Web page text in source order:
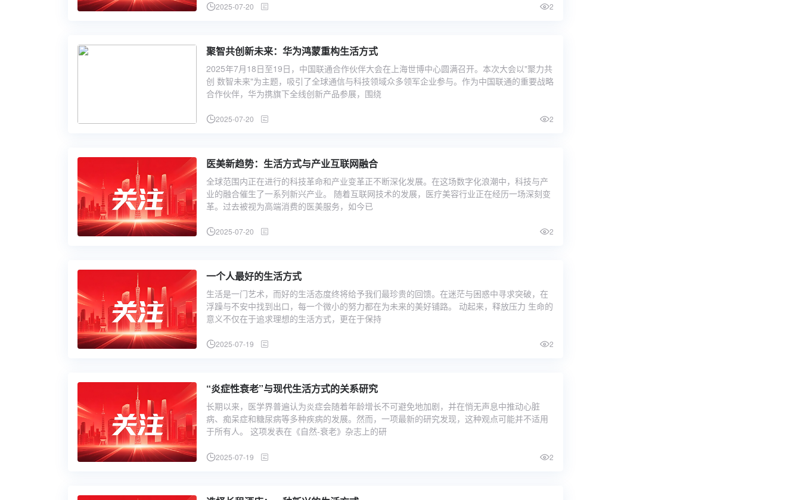
2025-07-20 2
聚智共创新未来：华为鸿蒙重构生活方式
2025年7月18日至19日，中国联通合作伙伴大会在上海世博中心圆满召开。本次大会以"聚力共
创 数智未来"为主题，吸引了全球通信与科技领域众多领军企业参与。作为中国联通的重要战略
合作伙伴，华为携旗下全线创新产品参展，围绕
2025-07-20 2
医美新趋势：生活方式与产业互联网融合
全球范围内正在进行的科技革命和产业变革正不断深化发展。在这场数字化浪潮中，科技与产
业的融合催生了一系列新兴产业。 随着互联网技术的发展，医疗美容行业正在经历一场深刻变
革。过去被视为高端消费的医美服务，如今已
2025-07-20 2
一个人最好的生活方式
生活是一门艺术，而好的生活态度终将给予我们最珍贵的回馈。在迷茫与困惑中寻求突破，在
浮躁与不安中找到出口，每一个微小的努力都在为未来的美好铺路。 动起来，释放压力 生命的
意义不仅在于追求理想的生活方式，更在于保持
2025-07-19 2
“炎症性衰老”与现代生活方式的关系研究
长期以来，医学界普遍认为炎症会随着年龄增长不可避免地加剧，并在悄无声息中推动心脏
病、痴呆症和糖尿病等多种疾病的发展。然而，一项最新的研究发现，这种观点可能并不适用
于所有人。 这项发表在《自然-衰老》杂志上的研
2025-07-19 2